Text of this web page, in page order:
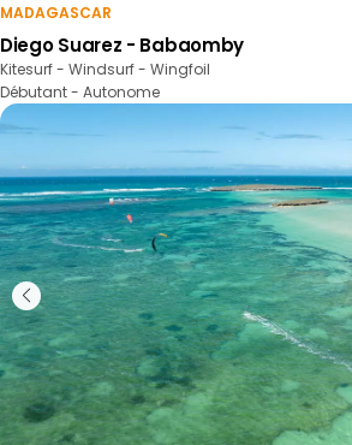
MADAGASCAR
Diego Suarez - Babaomby
Kitesurf - Windsurf - Wingfoil
Débutant - Autonome